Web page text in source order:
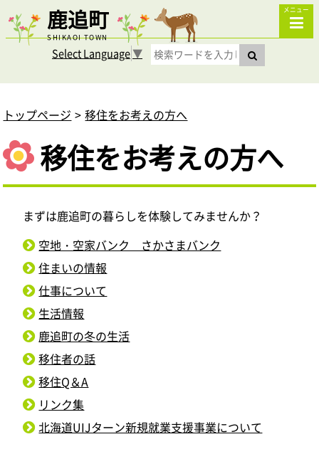
鹿追町
SHIKAOI TOWN
メニュー
Select Language▼
トップページ 移住をお考えの方へ
移住をお考えの方へ
まずは鹿追町の暮らしを体験してみませんか？
空地・空家バンク さかさまバンク
住まいの情報
仕事について
生活情報
鹿追町の冬の生活
移住者の話
移住Q＆A
リンク集
北海道UIJターン新規就業支援事業について